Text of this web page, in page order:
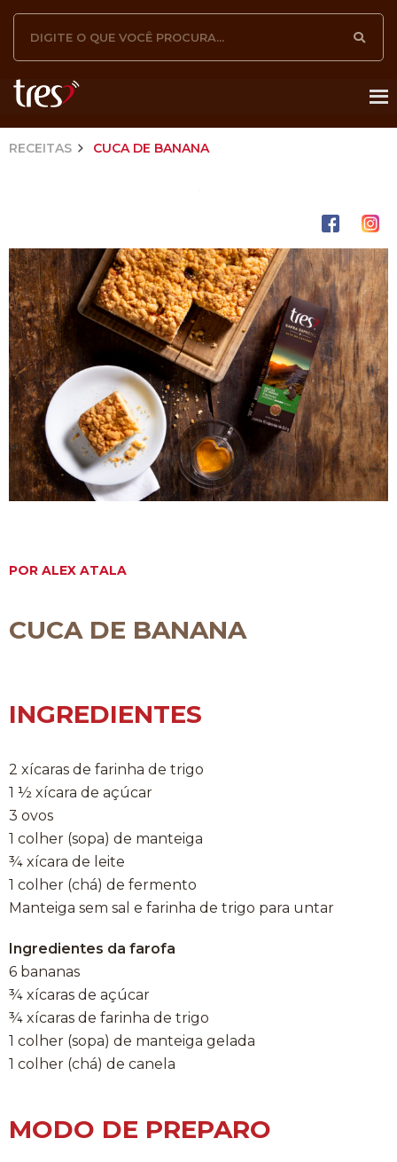
RECEITAS CUCA DE BANANA
POR ALEX ATALA
CUCA DE BANANA
INGREDIENTES
2 xícaras de farinha de trigo
1 ½ xícara de açúcar
3 ovos
1 colher (sopa) de manteiga
¾ xícara de leite
1 colher (chá) de fermento
Manteiga sem sal e farinha de trigo para untar
Ingredientes da farofa
6 bananas
¾ xícaras de açúcar
¾ xícaras de farinha de trigo
1 colher (sopa) de manteiga gelada
1 colher (chá) de canela
MODO DE PREPARO